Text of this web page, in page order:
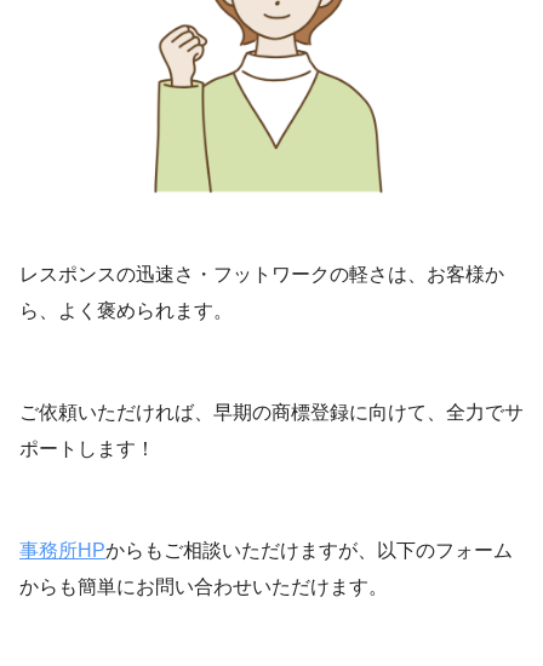
レスポンスの迅速さ・フットワークの軽さは、お客様か
ら、よく褒められます。
ご依頼いただければ、早期の商標登録に向けて、全力でサ
ポートします！
事務所HPからもご相談いただけますが、以下のフォーム
からも簡単にお問い合わせいただけます。